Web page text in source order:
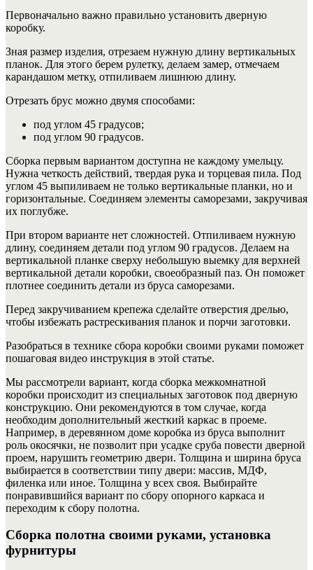
Первоначально важно правильно установить дверную
коробку.
Зная размер изделия, отрезаем нужную длину вертикальных
планок. Для этого берем рулетку, делаем замер, отмечаем
карандашом метку, отпиливаем лишнюю длину.
Отрезать брус можно двумя способами:
под углом 45 градусов;
под углом 90 градусов.
Сборка первым вариантом доступна не каждому умельцу.
Нужна четкость действий, твердая рука и торцевая пила. Под
углом 45 выпиливаем не только вертикальные планки, но и
горизонтальные. Соединяем элементы саморезами, закручивая
их поглубже.
При втором варианте нет сложностей. Отпиливаем нужную
длину, соединяем детали под углом 90 градусов. Делаем на
вертикальной планке сверху небольшую выемку для верхней
вертикальной детали коробки, своеобразный паз. Он поможет
плотнее соединить детали из бруса саморезами.
Перед закручиванием крепежа сделайте отверстия дрелью,
чтобы избежать растрескивания планок и порчи заготовки.
Разобраться в технике сбора коробки своими руками поможет
пошаговая видео инструкция в этой статье.
Мы рассмотрели вариант, когда сборка межкомнатной
коробки происходит из специальных заготовок под дверную
конструкцию. Они рекомендуются в том случае, когда
необходим дополнительный жесткий каркас в проеме.
Например, в деревянном доме коробка из бруса выполнит
роль окосячки, не позволит при усадке сруба повести дверной
проем, нарушить геометрию двери. Толщина и ширина бруса
выбирается в соответствии типу двери: массив, МДФ,
филенка или иное. Толщина у всех своя. Выбирайте
понравившийся вариант по сбору опорного каркаса и
переходим к сбору полотна.
Сборка полотна своими руками, установка
фурнитуры